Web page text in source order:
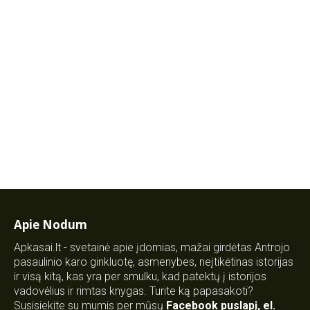
Apie Nodum
Apkasai.lt - svetainė apie įdomias, mažai girdėtas Antrojo
pasaulinio karo ginkluotę, asmenybes, neįtikėtinas istorijas
ir visą kitą, kas yra per smulku, kad patektų į istorijos
vadovėlius ir rimtas knygas. Turite ką papasakoti?
Susisiekite su mumis per mūsų Facebook puslapį, el.